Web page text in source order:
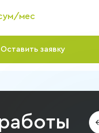
мес
Оставить заявку